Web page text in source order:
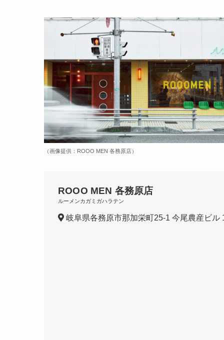
（画像提供：ROOO MEN 各務原店）
ROOO MEN 各務原店
ルーメンカガミガハラテン
岐阜県各務原市那加栄町25-1 今尾農産ビル